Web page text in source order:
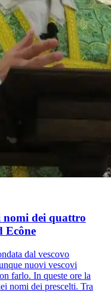
nomi dei quattro
Ecône
dal vescovo
nuovi vescovi
farlo. In queste ore la
nomi dei prescelti. Tra